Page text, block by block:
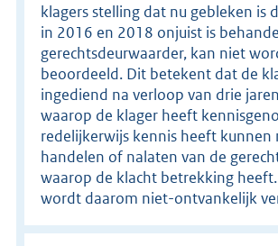
klagers stelling dat nu gebleken is
in 2016 en 2018 onjuist is
gerechtsdeurwaarder, kan niet
beoordeeld. Dit betekent dat de
ingediend na verloop van drie
waarop de klager heeft
redelijkerwijs kennis heeft kunnen
handelen of nalaten van de
waarop de klacht betrekking
wordt daarom niet-ontvankelijk